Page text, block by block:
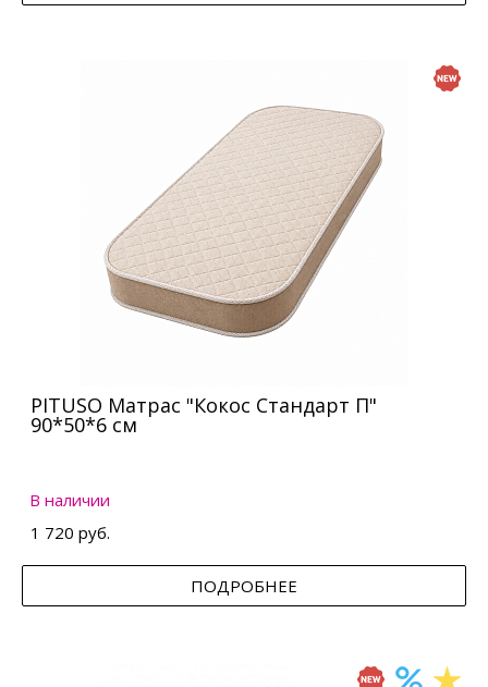
PITUSO Матрас "Кокос Стандарт П"
90*50*6 см
В наличии
1 720 руб.
ПОДРОБНЕЕ